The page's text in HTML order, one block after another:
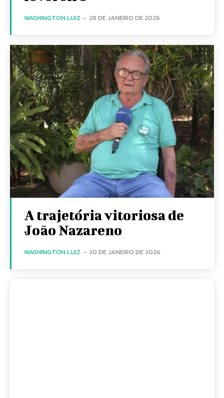
WASHINGTON LUIZ - 28 DE JANEIRO DE 2026
A trajetória vitoriosa de
João Nazareno
WASHINGTON LUIZ - 20 DE JANEIRO DE 2026